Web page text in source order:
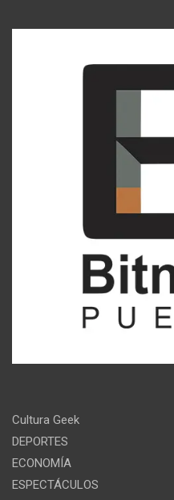
Cultura Geek
DEPORTES
ECONOMÍA
ESPECTÁCULOS